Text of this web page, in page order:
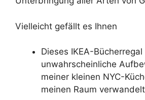
Vielleicht gefällt es Ihnen
Dieses IKEA-
unwahrscheinliche
meiner kleinen NYC-
meinen Raum verwandelt